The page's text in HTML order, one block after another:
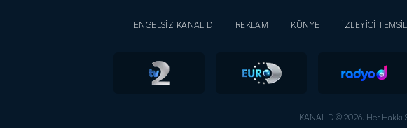
ENGELSİZ KANAL D REKLAM KÜNYE İZLEYİCİ
KANAL D © 2026. Her Hakkı